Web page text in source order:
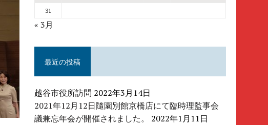
31
« 3月
最近の投稿
越谷市役所訪問 2022年3月14日
2021年12月12日隨園別館京橋店にて臨時理監事会
議兼忘年会が開催されました。
2022年1月11日